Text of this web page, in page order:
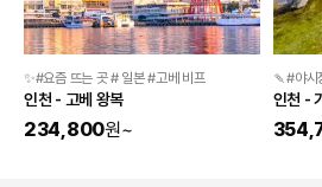
✨#요즘 뜨는 곳 # 일본 #고베 비프
인천 - 고베 왕복
234,800원~
🍡#야시
인천 -